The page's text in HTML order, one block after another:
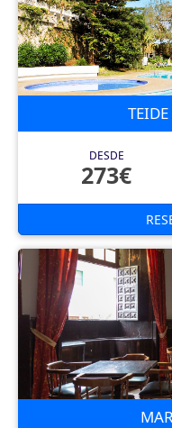
DESDE
273€